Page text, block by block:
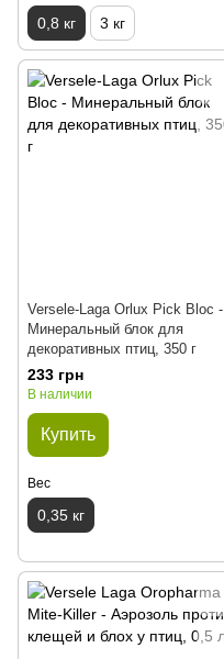
0,8 кг 3 кг
Versele-Laga Orlux Pick Bloc -
Минеральный блок для
декоративных птиц, 350 г
233 грн
В наличии
Купить
Вес
0,35 кг